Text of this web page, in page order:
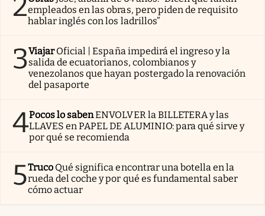
empleados en las obras, pero piden de requisito
hablar inglés con los ladrillos”
3Viajar Oficial | España impedirá el ingreso y la
salida de ecuatorianos, colombianos y
venezolanos que hayan postergado la renovación
del pasaporte
4Pocos lo sabenENVOLVER la BILLETERA y las
LLAVES en PAPEL DE ALUMINIO: para qué sirve y
por qué se recomienda
5Truco Qué significa encontrar una botella en la
rueda del coche y por qué es fundamental saber
cómo actuar